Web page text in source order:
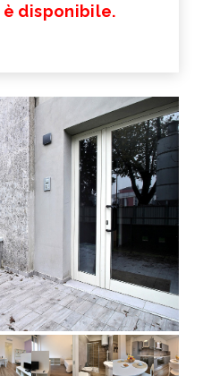
è disponibile.